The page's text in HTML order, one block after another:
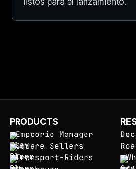
PRODUCTS
Empoorio Manager
Square Sellers
Transport-Riders